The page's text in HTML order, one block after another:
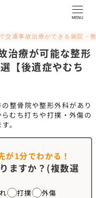
MENU
交通事故治療ができる病院・
治療が可能な整形
【後遺症やむち
の整骨院や整形外科があり
むち打ちや打撲・外傷の
。
が1分でわかる！
ますか？(複数選
打撲 外傷